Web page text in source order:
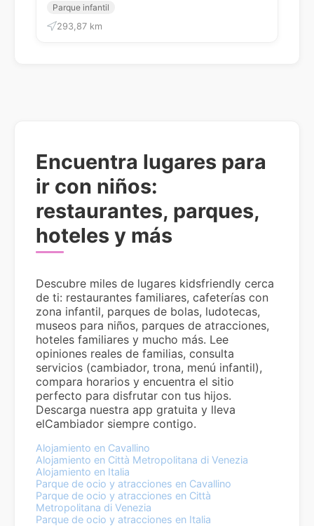
Parque infantil
293,87 km
Encuentra lugares para
ir con niños:
restaurantes, parques,
hoteles y más
Descubre miles de lugares kidsfriendly cerca
de ti: restaurantes familiares, cafeterías con
zona infantil, parques de bolas, ludotecas,
museos para niños, parques de atracciones,
hoteles familiares y mucho más. Lee
opiniones reales de familias, consulta
servicios (cambiador, trona, menú infantil),
compara horarios y encuentra el sitio
perfecto para disfrutar con tus hijos.
Descarga nuestra app gratuita y lleva
elCambiador siempre contigo.
Alojamiento en Cavallino
Alojamiento en Città Metropolitana di Venezia
Alojamiento en Italia
Parque de ocio y atracciones en Cavallino
Parque de ocio y atracciones en Città
Metropolitana di Venezia
Parque de ocio y atracciones en Italia